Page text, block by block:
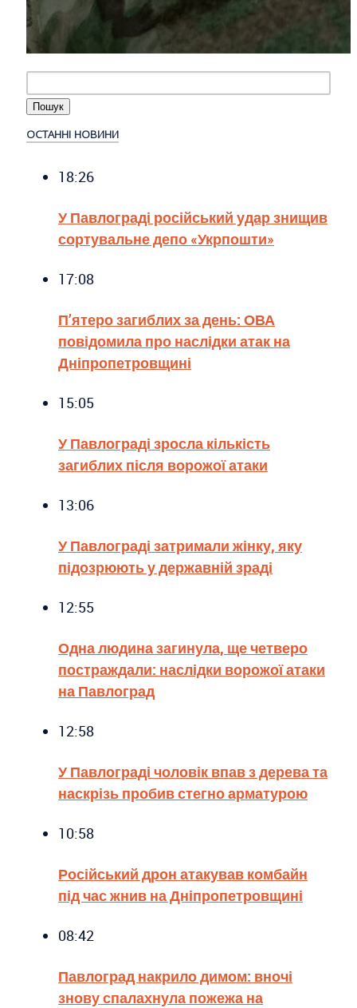
ОСТАННІ НОВИНИ
18:26
У Павлограді російський удар знищив
сортувальне депо «Укрпошти»
17:08
П’ятеро загиблих за день: ОВА
повідомила про наслідки атак на
Дніпропетровщині
15:05
У Павлограді зросла кількість
загиблих після ворожої атаки
13:06
У Павлограді затримали жінку, яку
підозрюють у державній зраді
12:55
Одна людина загинула, ще четверо
постраждали: наслідки ворожої атаки
на Павлоград
12:58
У Павлограді чоловік впав з дерева та
наскрізь пробив стегно арматурою
10:58
Російський дрон атакував комбайн
під час жнив на Дніпропетровщині
08:42
Павлоград накрило димом: вночі
знову спалахнула пожежа на